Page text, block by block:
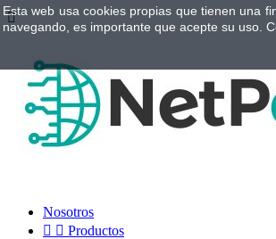

Nosotros
  Productos
Esta web usa cookies propias que tienen una
navegando, es importante que acepte su uso.